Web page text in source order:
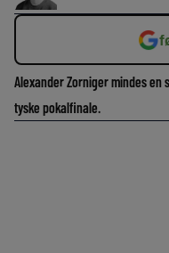
Alexander Zorniger mindes en
tyske pokalfinale.